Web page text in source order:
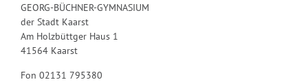
GEORG-BÜCHNER-GYMNASIUM
der Stadt Kaarst
Am Holzbüttger Haus 1
41564 Kaarst
Fon 02131 795380